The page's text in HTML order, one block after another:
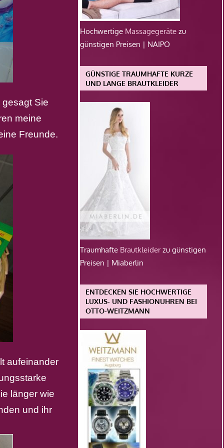
Sie
meine
Freunde.
aufeinander
länger wie
und ihr
Hochwertige Massagegeräte zu
günstigen Preisen | NAIPO
GÜNSTIGE TRAUMHAFTE KURZE
UND LANGE BRAUTKLEIDER
Traumhafte Brautkleiderzu günstigen
Preisen | Miaberlin
ENTDECKEN SIE HOCHWERTIGE
LUXUS- UND FASHIONUHREN BEI
OTTO-WEITZMANN